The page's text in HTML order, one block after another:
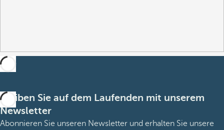
Bleiben Sie auf dem Laufenden mit unserem
Newsletter
Abonnieren Sie unseren Newsletter und erhalten Sie unsere